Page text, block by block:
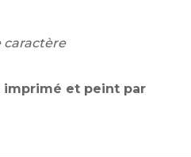
caractère
imprimé et peint par